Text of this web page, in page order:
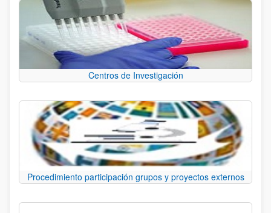
Centros de Investigación
Procedimiento participación grupos y proyectos externos